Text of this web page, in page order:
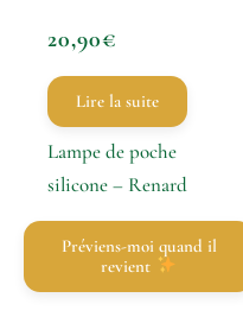
20,90€
Lire la suite
Lampe de poche
silicone – Renard
Préviens-moi quand il
revient